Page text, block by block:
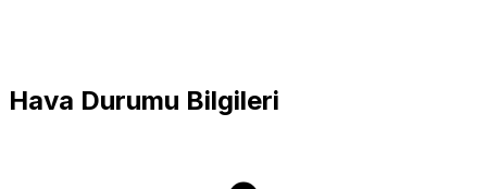
Hava Durumu Bilgileri